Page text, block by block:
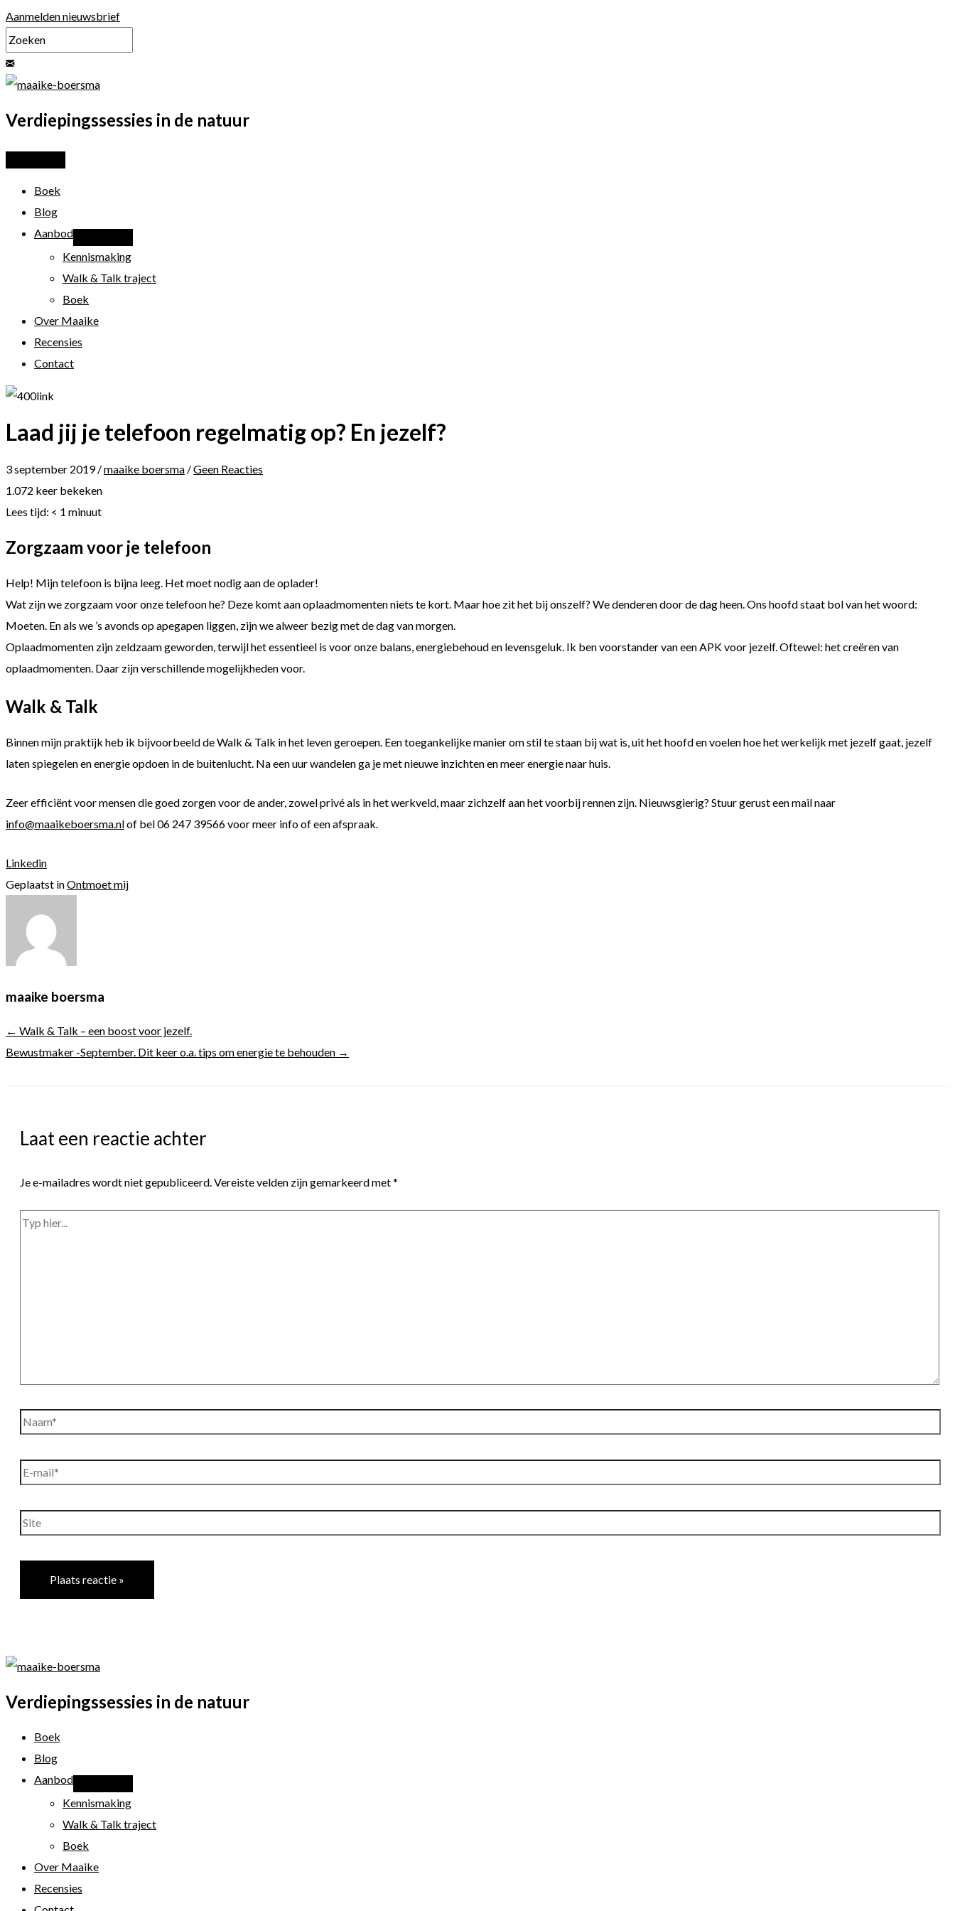
Ga
naar
de
inhoud
Aanmelden nieuwsbrief
Verdiepingssessies in de natuur
Boek
Blog
Aanbod
Kennismaking
Walk & Talk traject
Boek
Over Maaike
Recensies
Contact
Laad jij je telefoon regelmatig op? En jezelf?
3 september 2019/maaike boersma /Geen Reacties
1.072 keer bekeken
Lees tijd: < 1 minuut
Zorgzaam voor je telefoon
Help! Mijn telefoon is bijna leeg. Het moet nodig aan de oplader!
Wat zijn we zorgzaam voor onze telefoon he? Deze komt aan oplaadmomenten niets te kort. Maar hoe zit het bij onszelf? We denderen door de dag heen. Ons hoofd staat bol van het woord:
Moeten. En als we ’s avonds op apegapen liggen, zijn we alweer bezig met de dag van morgen.
Oplaadmomenten zijn zeldzaam geworden, terwijl het essentieel is voor onze balans, energiebehoud en levensgeluk. Ik ben voorstander van een APK voor jezelf. Oftewel: het creëren van
oplaadmomenten. Daar zijn verschillende mogelijkheden voor.
Walk & Talk
Binnen mijn praktijk heb ik bijvoorbeeld de Walk & Talk in het leven geroepen. Een toegankelijke manier om stil te staan bij wat is, uit het hoofd en voelen hoe het werkelijk met jezelf gaat, jezelf
laten spiegelen en energie opdoen in de buitenlucht. Na een uur wandelen ga je met nieuwe inzichten en meer energie naar huis.
Zeer efficiënt voor mensen die goed zorgen voor de ander, zowel privé als in het werkveld, maar zichzelf aan het voorbij rennen zijn. Nieuwsgierig? Stuur gerust een mail naar
info@maaikeboersma.nlof bel 06 247 39566 voor meer info of een afspraak.
Linkedin
Geplaatst inOntmoet mij
maaike boersma
← Walk & Talk – een boost voor jezelf.
Bewustmaker -September. Dit keer o.a. tips om energie te behouden →
Laat een reactie achter
Je e-mailadres wordt niet gepubliceerd.Vereiste velden zijn gemarkeerd met*
Typ
Naam*
E-
Site
Verdiepingssessies in de natuur
Boek
Blog
Aanbod
Kennismaking
Walk & Talk traject
Boek
Over Maaike
Recensies